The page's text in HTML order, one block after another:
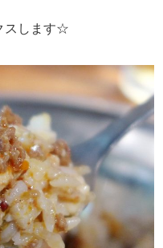
スします☆